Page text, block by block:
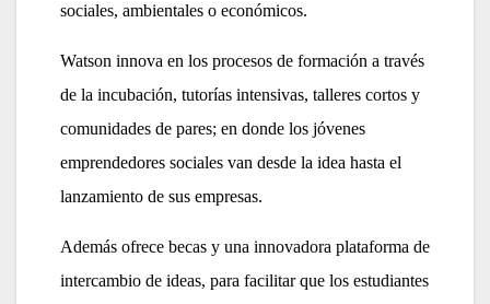
sociales, ambientales o económicos.
Watson innova en los procesos de formación a través
de la incubación, tutorías intensivas, talleres cortos y
comunidades de pares; en donde los jóvenes
emprendedores sociales van desde la idea hasta el
lanzamiento de sus empresas.
Además ofrece becas y una innovadora plataforma de
intercambio de ideas, para facilitar que los estudiantes